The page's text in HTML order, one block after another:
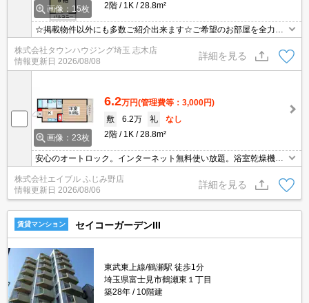
画像：15枚
2階
1K 28.8m²
☆掲載物件以外にも多数ご紹介出来ます☆ご希望のお部屋を全力で
お探しさせて頂きます♪
株式会社タウンハウジング埼玉 志木店
情報更新日 2026/08/08
詳細を見る
画像：23枚
6.2万円(管理費等：3,000円)
敷
6.2万 礼
なし
2階
1K 28.8m²
安心のオートロック。インターネット無料使い放題。浴室乾燥機
付。TVインターホン付き。シャワー付独立洗面台。温水洗浄便座付
き。追い焚き機能付きバス。仲介手数料家賃の55%。
株式会社エイブル ふじみ野店
情報更新日 2026/08/06
詳細を見る
賃貸マンション セイコーガーデンIII
東武東上線/鶴瀬駅 徒歩1分
埼玉県富士見市鶴瀬東１丁目
築28年
10階建